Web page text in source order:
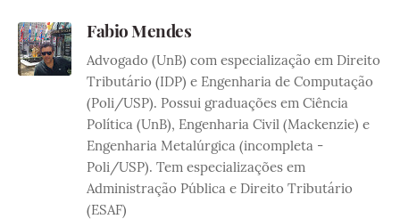
Fabio Mendes
Advogado (UnB) com especialização em Direito
Tributário (IDP) e Engenharia de Computação
(Poli/USP). Possui graduações em Ciência
Política (UnB), Engenharia Civil (Mackenzie) e
Engenharia Metalúrgica (incompleta -
Poli/USP). Tem especializações em
Administração Pública e Direito Tributário
(ESAF)